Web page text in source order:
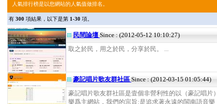
人氣排行榜是以您網站的人氣值做排名。
有 300 項結果，以下是第 1-30 項。
民間論壇 Since : (2012-05-12 10:10:27)
取之於民，用之於民，分享於民。 ...
豪記唱片歌友群社區 Since : (2012-03-15 01:05:44)
豪記唱片歌友群社區是壹個非營利性的以（豪記唱片
樂爲主網站，我們的宗旨:是追求著永遠的閩南語音樂